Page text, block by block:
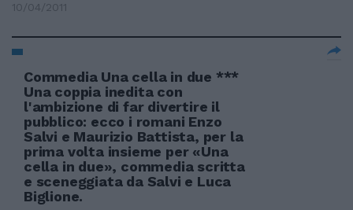
10/04/2011
Commedia Una cella in due ***
Una coppia inedita con
l'ambizione di far divertire il
pubblico: ecco i romani Enzo
Salvi e Maurizio Battista, per la
prima volta insieme per «Una
cella in due», commedia scritta
e sceneggiata da Salvi e Luca
Biglione.